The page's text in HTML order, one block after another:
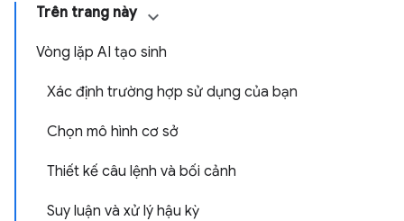
Trên trang này
Vòng lặp AI tạo sinh
Xác định trường hợp sử dụng của bạn
Chọn mô hình cơ sở
Thiết kế câu lệnh và bối cảnh
Suy luận và xử lý hậu kỳ